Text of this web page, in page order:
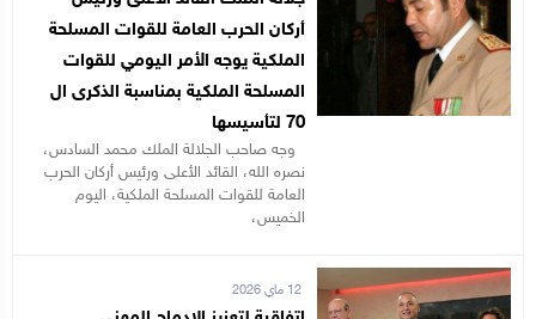
أركان الحرب العامة للقوات المسلحة
الملكية يوجه الأمر اليومي للقوات
المسلحة الملكية بمناسبة الذكرى ال
70 لتأسيسها
وجه صاحب الجلالة الملك محمد السادس،
نصره الله، القائد الأعلى ورئيس أركان الحرب
العامة للقوات المسلحة الملكية، اليوم
الخميس،
12 ماي 2026